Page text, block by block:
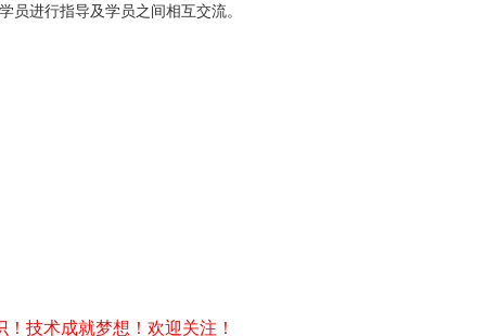
员进行指导及学员之间相互交流。
技术成就梦想！欢迎关注！